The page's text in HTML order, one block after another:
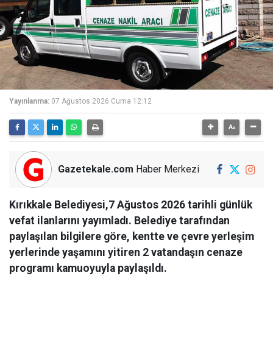
Yayınlanma: 07 Ağustos 2026 Cuma 12:12
Gazetekale.com Haber Merkezi
Kırıkkale Belediyesi,7 Ağustos 2026 tarihli günlük
vefat ilanlarını yayımladı. Belediye tarafından
paylaşılan bilgilere göre, kentte ve çevre yerleşim
yerlerinde yaşamını yitiren 2 vatandaşın cenaze
programı kamuoyuyla paylaşıldı.